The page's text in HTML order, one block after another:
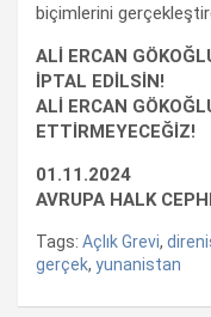
biçimlerini
ALİ ERCAN
İPTAL EDİLSİN!
ALİ ERCAN
ETTİRMEYECEĞİZ!
01.11.2024
AVRUPA HALK
Tags: Açlık Grevi,
gerçek, yunanistan